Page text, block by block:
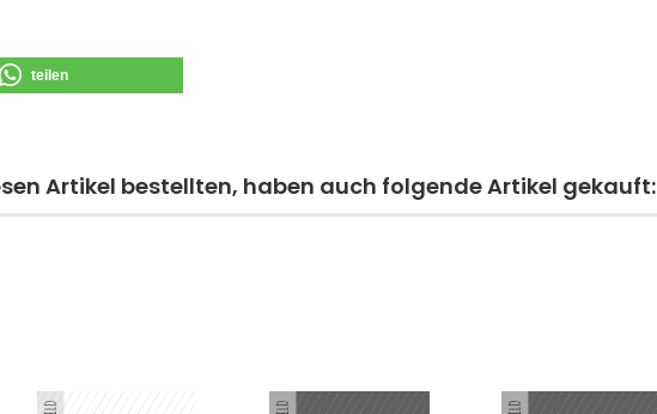
teilen
Artikel bestellten, haben auch folgende Artikel gekauft: